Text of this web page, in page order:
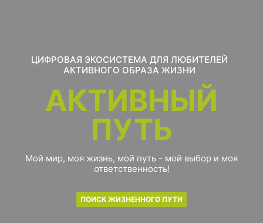
ЦИФРОВАЯ ЭКОСИСТЕМА ДЛЯ ЛЮБИТЕЛЕЙ
АКТИВНОГО ОБРАЗА ЖИЗНИ
АКТИВНЫЙ
ПУТЬ
Мой мир, моя жизнь, мой путь - мой выбор и моя
ответственность!
ПОИСК ЖИЗНЕННОГО ПУТИ